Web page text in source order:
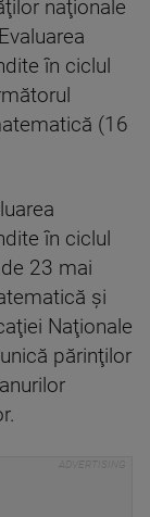
naţionale
în ciclul
(16
în ciclul
23 mai
şi
Naţionale
părinţilor